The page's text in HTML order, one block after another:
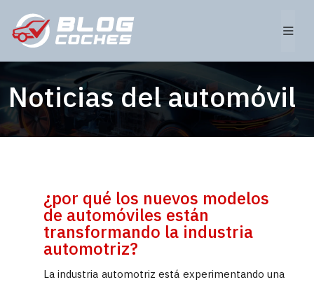
Noticias del automóvil
¿por qué los nuevos modelos
de automóviles están
transformando la industria
automotriz?
La industria automotriz está experimentando una